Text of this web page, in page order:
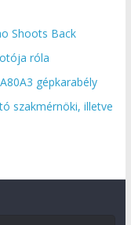
Shoots Back
róla
gépkarabély
szakmérnöki, illetve